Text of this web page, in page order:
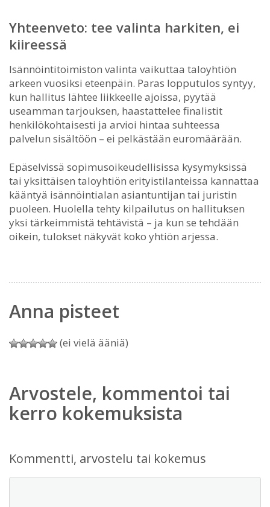
Yhteenveto: tee valinta harkiten, ei
kiireessä
Isännöintitoimiston valinta vaikuttaa taloyhtiön
arkeen vuosiksi eteenpäin. Paras lopputulos syntyy,
kun hallitus lähtee liikkeelle ajoissa, pyytää
useamman tarjouksen, haastattelee finalistit
henkilökohtaisesti ja arvioi hintaa suhteessa
palvelun sisältöön – ei pelkästään euromäärään.
Epäselvissä sopimusoikeudellisissa kysymyksissä
tai yksittäisen taloyhtiön erityistilanteissa kannattaa
kääntyä isännöintialan asiantuntijan tai juristin
puoleen. Huolella tehty kilpailutus on hallituksen
yksi tärkeimmistä tehtävistä – ja kun se tehdään
oikein, tulokset näkyvät koko yhtiön arjessa.
Anna pisteet
(ei vielä ääniä)
Arvostele, kommentoi tai
kerro kokemuksista
Kommentti, arvostelu tai kokemus